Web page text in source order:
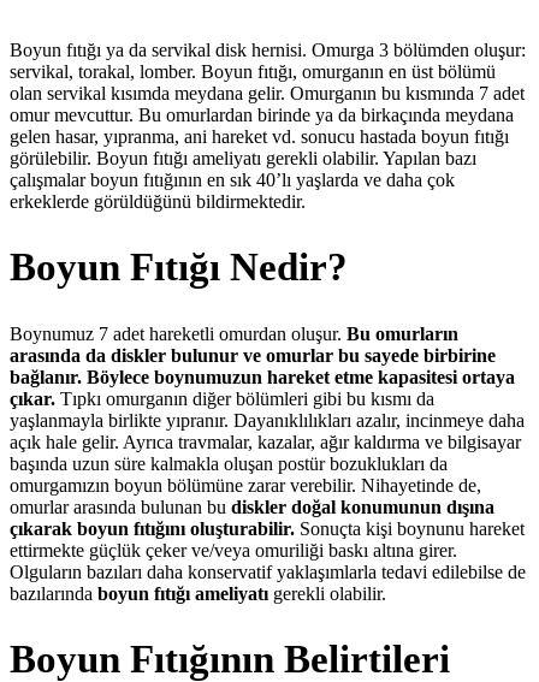
Boyun fıtığı ya da servikal disk hernisi. Omurga 3 bölümden oluşur:
servikal, torakal, lomber. Boyun fıtığı, omurganın en üst bölümü
olan servikal kısımda meydana gelir. Omurganın bu kısmında 7 adet
omur mevcuttur. Bu omurlardan birinde ya da birkaçında meydana
gelen hasar, yıpranma, ani hareket vd. sonucu hastada boyun fıtığı
görülebilir. Boyun fıtığı ameliyatı gerekli olabilir. Yapılan bazı
çalışmalar boyun fıtığının en sık 40’lı yaşlarda ve daha çok
erkeklerde görüldüğünü bildirmektedir.
Boyun Fıtığı Nedir?
Boynumuz 7 adet hareketli omurdan oluşur. Bu omurların
arasında da diskler bulunur ve omurlar bu sayede birbirine
bağlanır. Böylece boynumuzun hareket etme kapasitesi ortaya
çıkar. Tıpkı omurganın diğer bölümleri gibi bu kısmı da
yaşlanmayla birlikte yıpranır. Dayanıklılıkları azalır, incinmeye daha
açık hale gelir. Ayrıca travmalar, kazalar, ağır kaldırma ve bilgisayar
başında uzun süre kalmakla oluşan postür bozuklukları da
omurgamızın boyun bölümüne zarar verebilir. Nihayetinde de,
omurlar arasında bulunan bu diskler doğal konumunun dışına
çıkarak boyun fıtığını oluşturabilir. Sonuçta kişi boynunu hareket
ettirmekte güçlük çeker ve/veya omuriliği baskı altına girer.
Olguların bazıları daha konservatif yaklaşımlarla tedavi edilebilse de
bazılarında boyun fıtığı ameliyatı gerekli olabilir.
Boyun Fıtığının Belirtileri